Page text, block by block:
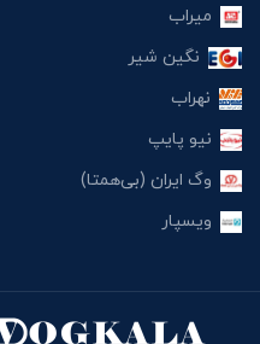
میراب
نگین شیر
نهراب
نیو پایپ
وگ ایران (بی‌همتا)
ویسپار